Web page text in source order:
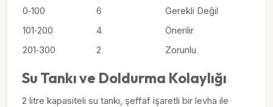
0‑100
6
Gerekli Değil
101‑200
4
Önerilir
201‑300
2 Zorunlu
Su Tankı ve Doldurma Kolaylığı
2 litre kapasiteli su tankı, şeffaf işaretli bir levha ile